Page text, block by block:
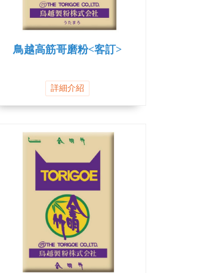
鳥越高筋哥磨粉<客訂>
詳細介紹